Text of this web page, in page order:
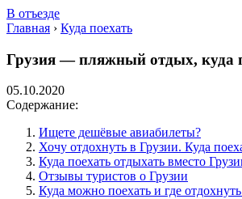
В отъезде
Главная › Куда поехать
Грузия — пляжный отдых, куда
05.10.2020
Содержание:
Ищете дешёвые авиабилеты?
Хочу отдохнуть в Грузии. Куда
Куда поехать отдыхать вместо
Отзывы туристов о Грузии
Куда можно поехать и где